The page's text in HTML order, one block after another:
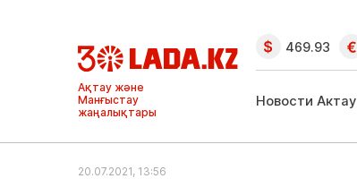
Новости Актау
и Мангыстау
469.93
Новости Актау
20.07.2021, 13:56